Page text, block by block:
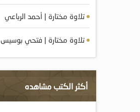
تلاوة مختارة | أحمد الرباعي
تلاوة مختارة | فتحي بوسيس
أكثر الكتب مشاهده